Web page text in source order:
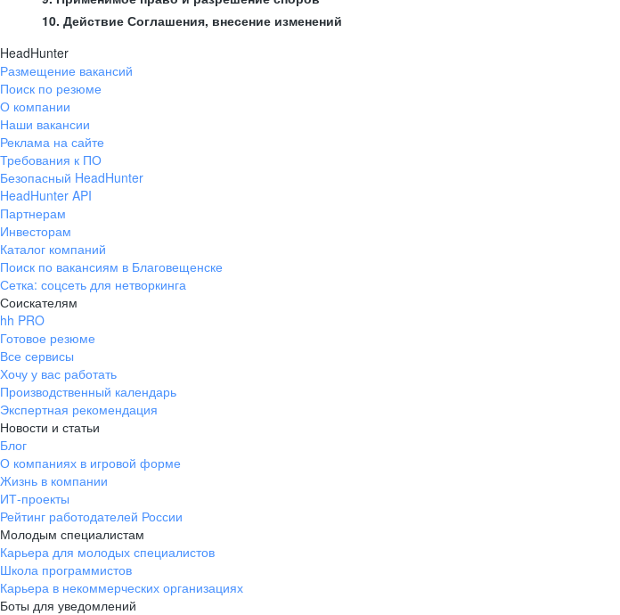
10. Действие Соглашения, внесение изменений
HeadHunter
Размещение вакансий
Поиск по резюме
О компании
Наши вакансии
Реклама на сайте
Требования к ПО
Безопасный HeadHunter
HeadHunter API
Партнерам
Инвесторам
Каталог компаний
Поиск по вакансиям в Благовещенске
Сетка: соцсеть для нетворкинга
Соискателям
hh PRO
Готовое резюме
Все сервисы
Хочу у вас работать
Производственный календарь
Экспертная рекомендация
Новости и статьи
Блог
О компаниях в игровой форме
Жизнь в компании
ИТ-проекты
Рейтинг работодателей России
Молодым специалистам
Карьера для молодых специалистов
Школа программистов
Карьера в некоммерческих организациях
Боты для уведомлений